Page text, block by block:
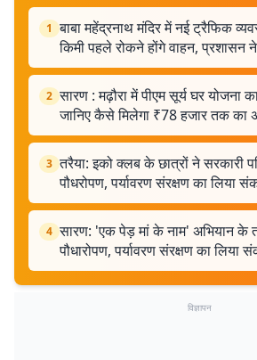
1 बाबा महेंद्रनाथ मंदिर में नई ट्रैफिक
किमी पहले रोकने होंगे वाहन, प्रशासन
2 सारण : मढ़ौरा में पीएम सूर्य घर योजना
जानिए कैसे मिलेगा ₹78 हजार तक का
3 तरैया: इको क्लब के छात्रों ने सरकारी
पौधरोपण, पर्यावरण संरक्षण का लिया
4 सारण: 'एक पेड़ मां के नाम' अभियान के
पौधारोपण, पर्यावरण संरक्षण का लिया
विज्ञापन